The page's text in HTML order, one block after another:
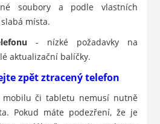
soubory a podle vlastních
místa.
- nízké požadavky na
aktualizační balíčky.
zpět ztracený telefon
mobilu či tabletu nemusí nutně
Pokud máte podezření, že je